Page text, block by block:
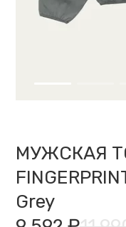
МУЖСКАЯ
Grey